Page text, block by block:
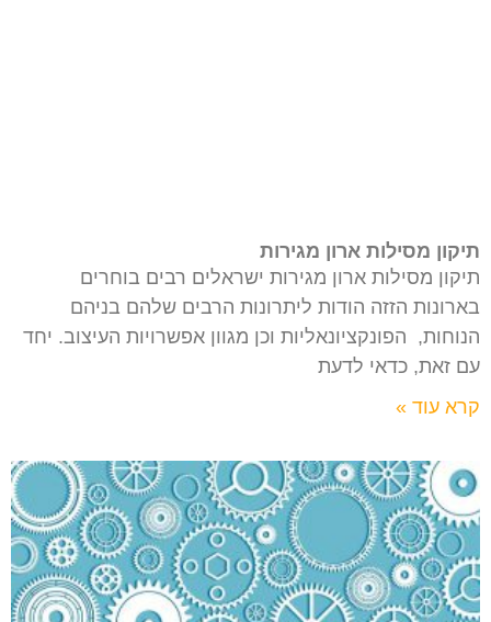
תיקון מסילות ארון מגירות
תיקון מסילות ארון מגירות ישראלים רבים בוחרים
בארונות הזזה הודות ליתרונות הרבים שלהם בניהם
הנוחות, הפונקציונאליות וכן מגוון אפשרויות העיצוב. יחד
עם זאת, כדאי לדעת
קרא עוד »